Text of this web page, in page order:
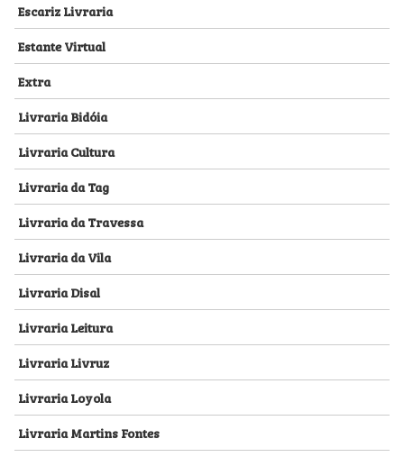
Escariz Livraria
Estante Virtual
Extra
Livraria Bidóia
Livraria Cultura
Livraria da Tag
Livraria da Travessa
Livraria da Vila
Livraria Disal
Livraria Leitura
Livraria Livruz
Livraria Loyola
Livraria Martins Fontes